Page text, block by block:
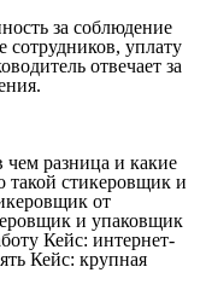
за соблюдение
сотрудников, уплату
отвечает за
разница и какие
такой стикеровщик и
от
и упаковщик
Кейс: интернет-
Кейс: крупная